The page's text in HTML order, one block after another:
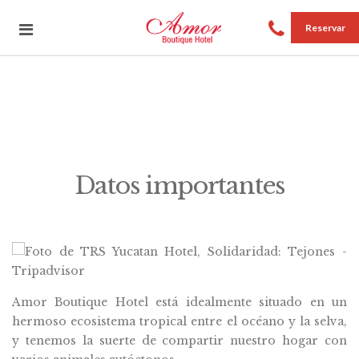
Reservar
Datos importantes
Amor Boutique Hotel está idealmente situado en un
hermoso ecosistema tropical entre el océano y la selva,
y tenemos la suerte de compartir nuestro hogar con